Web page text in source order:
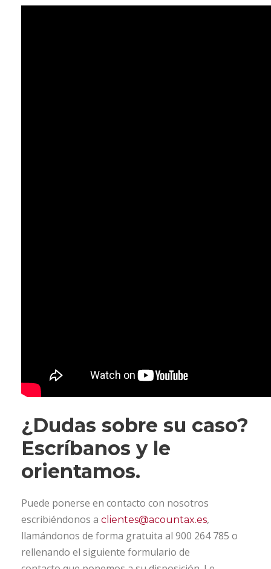
¿Dudas sobre su caso?
Escríbanos y le
orientamos.
Puede ponerse en contacto con nosotros
escribiéndonos a clientes@acountax.es,
llamándonos de forma gratuita al 900 264 785 o
rellenando el siguiente formulario de